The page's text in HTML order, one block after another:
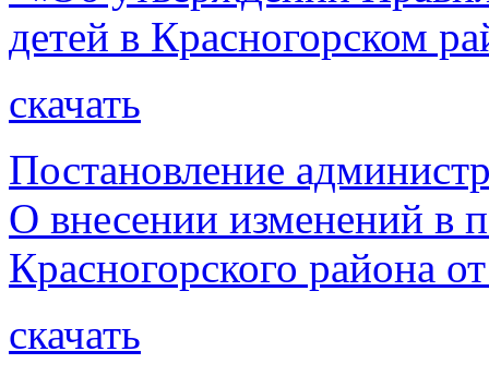
детей в Красногорском
скачать
Постановление
О внесении изменений в
Красногорского района
скачать